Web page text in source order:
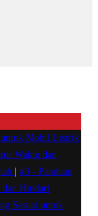
untuk Mobil Listrik
Waktu dan
#3 - Panduan
dan Hindari
Sesuai untuk